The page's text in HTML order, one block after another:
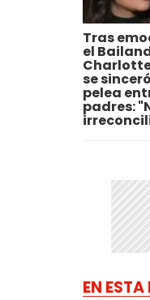
Tras
el
se
pelea
padres:
EN